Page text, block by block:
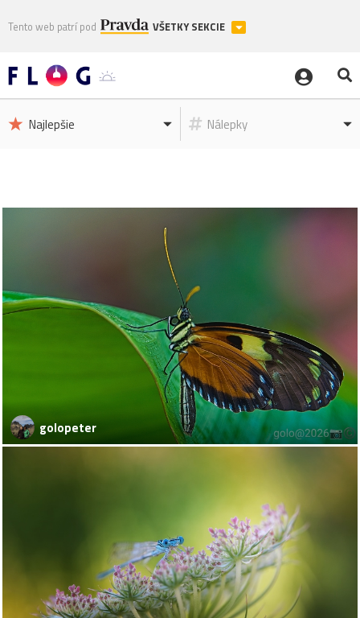
Tento web patrí pod VŠETKY SEKCIE
Najlepšie Nálepky
golopeter